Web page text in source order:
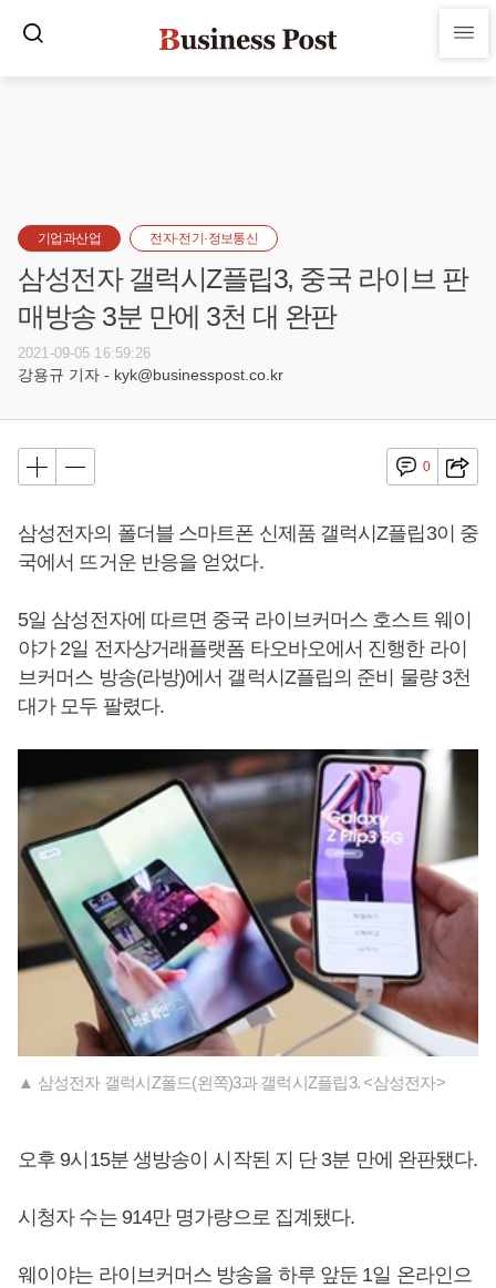
기업과산업 전자·전기·정보통신
삼성전자 갤럭시Z플립3, 중국 라이브 판
매방송 3분 만에 3천 대 완판
2021-09-05 16:59:26
강용규 기자 - kyk@businesspost.co.kr
0
삼성전자의 폴더블 스마트폰 신제품 갤럭시Z플립3이 중
국에서 뜨거운 반응을 얻었다.
5일 삼성전자에 따르면 중국 라이브커머스 호스트 웨이
야가 2일 전자상거래플랫폼 타오바오에서 진행한 라이
브커머스 방송(라방)에서 갤럭시Z플립의 준비 물량 3천
대가 모두 팔렸다.
▲ 삼성전자 갤럭시Z폴드(왼쪽)3과 갤럭시Z플립3. <삼성전자>
오후 9시15분 생방송이 시작된 지 단 3분 만에 완판됐다.
시청자 수는 914만 명가량으로 집계됐다.
웨이야는 라이브커머스 방송을 하루 앞둔 1일 온라인으